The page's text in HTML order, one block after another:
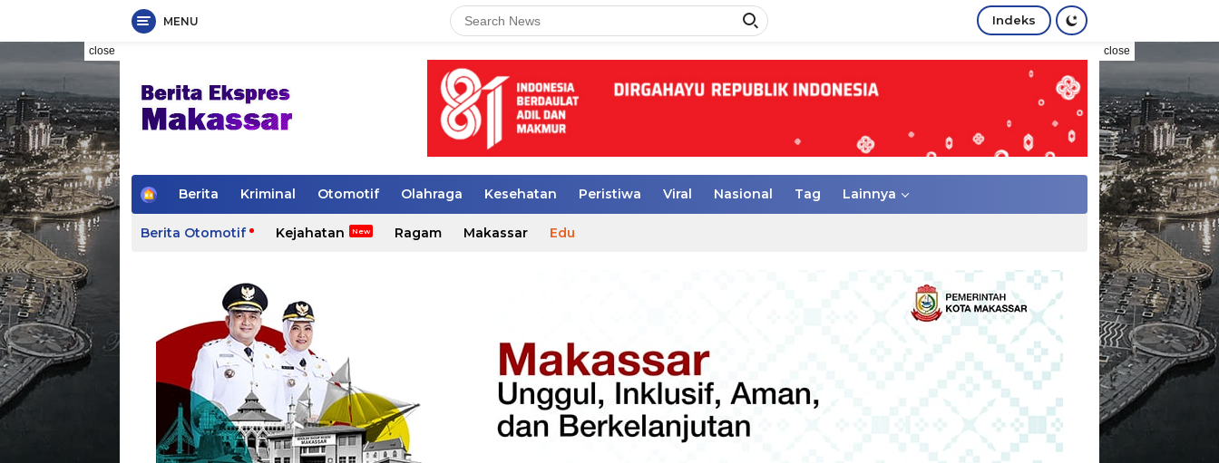
content
MENU Indeks
close close
H
m
e
Berita Kriminal Otomotif Olahraga Kesehatan Peristiwa Viral Nasional Tag Lainnya
Berita Otomotif Kejahatan Ragam Makassar Edu